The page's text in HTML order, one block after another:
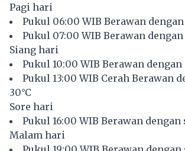
Pagi hari
Pukul 06:00 WIB Berawan dengan
Pukul 07:00 WIB Berawan dengan
Siang hari
Pukul 10:00 WIB Berawan dengan
Pukul 13:00 WIB Cerah Berawan
30°C
Sore hari
Pukul 16:00 WIB Berawan dengan
Malam hari